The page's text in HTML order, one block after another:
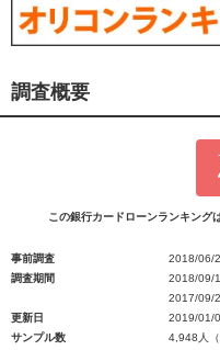
調査概要
この銀行カードローンランキング
事前調査
2018/06/
調査期間
2018/09/
2017/09/
更新日
2019/01/
サンプル数
4,948人